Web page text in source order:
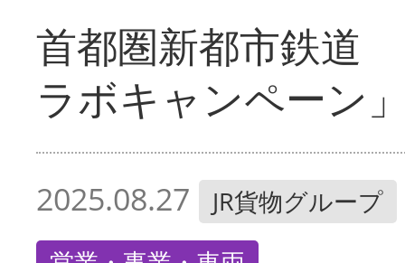
首都圏新都市鉄道
ラボキャンペーン
2025.08.27
JR貨物グループ